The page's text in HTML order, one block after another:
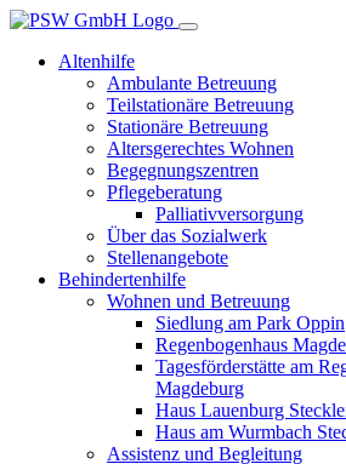
Altenhilfe
Ambulante Betreuung
Teilstationäre Betreuung
Stationäre Betreuung
Altersgerechtes Wohnen
Begegnungszentren
Pflegeberatung
Palliativversorgung
Über das Sozialwerk
Stellenangebote
Behindertenhilfe
Wohnen und Betreuung
Siedlung am Park Oppin
Regenbogenhaus
Tagesförderstätte am
Magdeburg
Haus Lauenburg
Haus am Wurmbach
Assistenz und Begleitung